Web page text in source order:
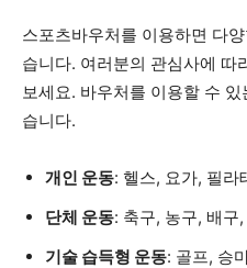
스포츠바우처를 이용하면 다
습니다. 여러분의 관심사에 따
보세요. 바우처를 이용할 수
습니다.
개인 운동: 헬스, 요가, 필라
단체 운동: 축구, 농구, 배구
기술 습득형 운동: 골프, 승